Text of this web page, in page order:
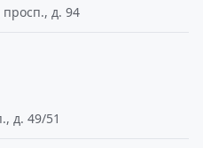
д. 94
д. 49/51